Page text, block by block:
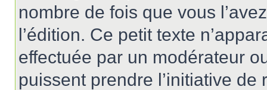
nombre de fois que vous
l’édition. Ce petit texte
effectuée par un modérateur
puissent prendre l’initiative